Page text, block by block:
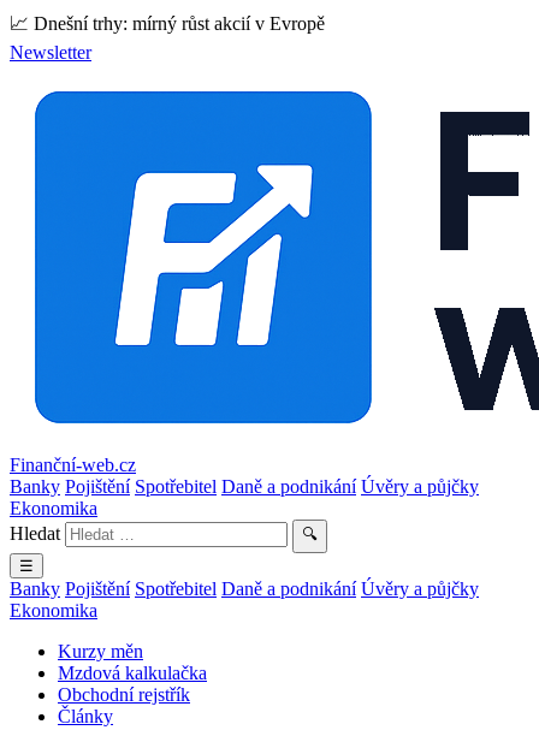
📈 Dnešní trhy: mírný růst akcií v Evropě
Newsletter
Finanční-web.cz
Banky Pojištění Spotřebitel Daně a podnikání Úvěry a půjčky
Ekonomika
Hledat
🔍
☰
Banky Pojištění Spotřebitel Daně a podnikání Úvěry a půjčky
Ekonomika
Kurzy měn
Mzdová kalkulačka
Obchodní rejstřík
Články